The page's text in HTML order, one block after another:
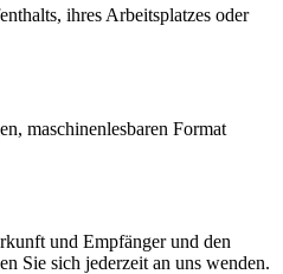
ihres Arbeitsplatzes oder
maschinenlesbaren Format
und Empfänger und den
Sie sich jederzeit an uns wenden.